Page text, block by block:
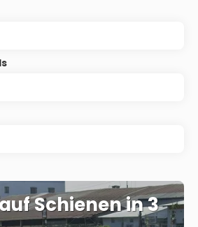
Schienen in 3